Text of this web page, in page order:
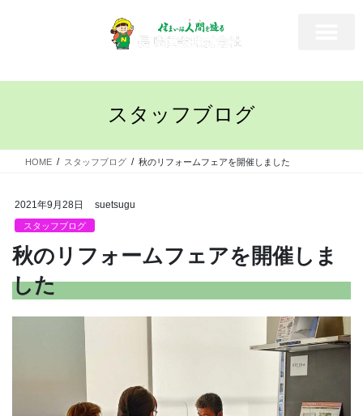
スタッフブログ
HOME スタッフブログ 秋のリフォームフェアを開催しました
2021年9月28日 suetsugu
スタッフブログ
秋のリフォームフェアを開催しま
した